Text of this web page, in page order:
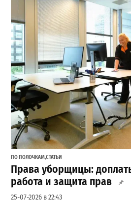
ПО ПОЛОЧКАМ,СТАТЬИ
Права уборщицы:
работа и защита прав
25-07-2026 в 22:43